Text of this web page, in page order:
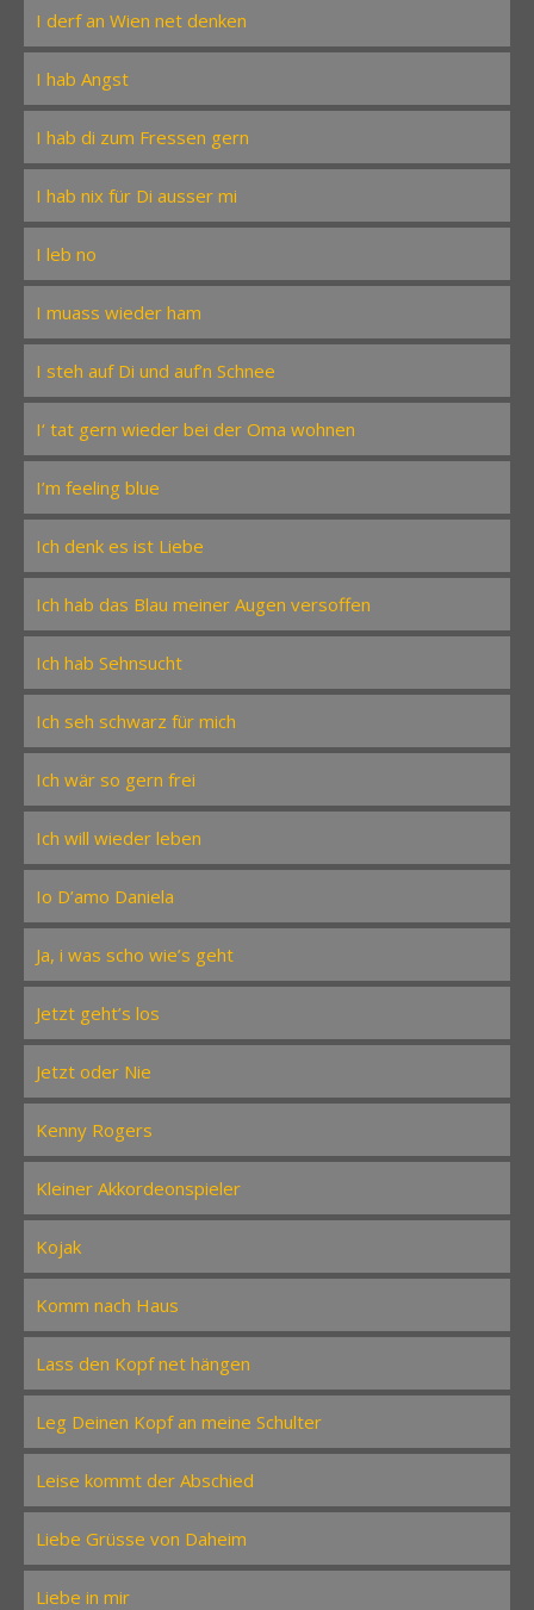
I derf an Wien net denken
I hab Angst
I hab di zum Fressen gern
I hab nix für Di ausser mi
I leb no
I muass wieder ham
I steh auf Di und auf’n Schnee
I‘ tat gern wieder bei der Oma wohnen
I’m feeling blue
Ich denk es ist Liebe
Ich hab das Blau meiner Augen versoffen
Ich hab Sehnsucht
Ich seh schwarz für mich
Ich wär so gern frei
Ich will wieder leben
Io D’amo Daniela
Ja, i was scho wie’s geht
Jetzt geht’s los
Jetzt oder Nie
Kenny Rogers
Kleiner Akkordeonspieler
Kojak
Komm nach Haus
Lass den Kopf net hängen
Leg Deinen Kopf an meine Schulter
Leise kommt der Abschied
Liebe Grüsse von Daheim
Liebe in mir